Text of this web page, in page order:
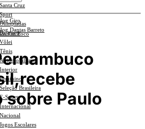
Santa Cruz
Sport
Olimpíadas
Basquete
Vôlei
Tênis
Automobilismo
Interior
Feminino
Seleção Brasileira
E-Sports
Internacional
Nacional
Jogos Escolares
Em Foco
Giro
Dantas Barreto
sobre Paulo